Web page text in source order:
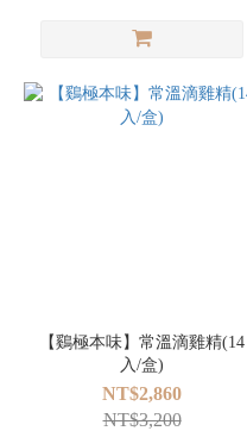
【鷄極本味】常溫滴雞精(14
入/盒)
NT$2,860
NT$3,200